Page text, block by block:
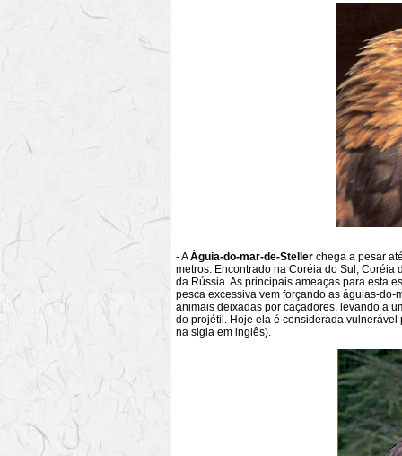
- AÁguia-do-mar-de-Steller chega a pesar
metros. Encontrado na Coréia do Sul, Coréia
da Rússia. As principais ameaças para esta
pesca excessiva vem forçando as águias-do-
animais deixadas por caçadores, levando a
do projétil. Hoje ela é considerada
na sigla em inglês).